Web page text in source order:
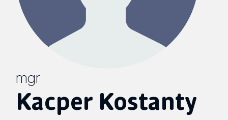
mgr
Kacper Kostanty